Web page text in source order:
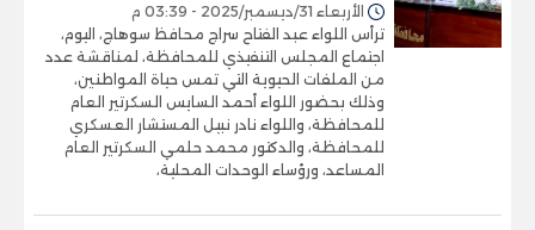
الأربعاء 31/ديسمبر/2025 - 03:39 م
ترأس اللواء عبد الفتاح سراج محافظ سوهاج، اليوم،
اجتماع المجلس التنفيذي للمحافظة، لمناقشة عدد
من الملفات الحيوية التي تمس حياة المواطنين،
وذلك بحضور اللواء أحمد السايس السكرتير العام
للمحافظة، واللواء نادر نبيل المستشار العسكري
للمحافظة، والدكتور محمد حلمي السكرتير العام
المساعد، ورؤساء الوحدات المحلية،